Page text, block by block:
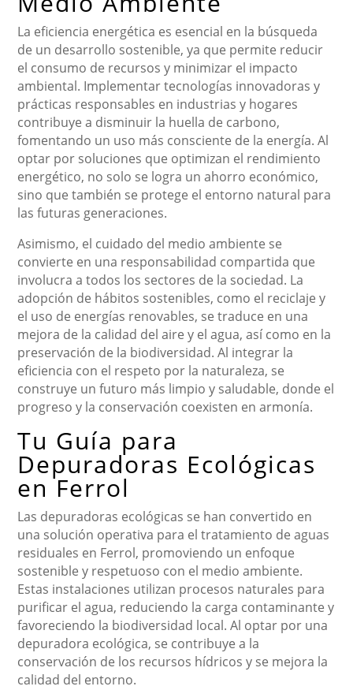
La eficiencia energética es esencial en la búsqueda
de un desarrollo sostenible, ya que permite reducir
el consumo de recursos y minimizar el impacto
ambiental. Implementar tecnologías innovadoras y
prácticas responsables en industrias y hogares
contribuye a disminuir la huella de carbono,
fomentando un uso más consciente de la energía. Al
optar por soluciones que optimizan el rendimiento
energético, no solo se logra un ahorro económico,
sino que también se protege el entorno natural para
las futuras generaciones.
Asimismo, el cuidado del medio ambiente se
convierte en una responsabilidad compartida que
involucra a todos los sectores de la sociedad. La
adopción de hábitos sostenibles, como el reciclaje y
el uso de energías renovables, se traduce en una
mejora de la calidad del aire y el agua, así como en la
preservación de la biodiversidad. Al integrar la
eficiencia con el respeto por la naturaleza, se
construye un futuro más limpio y saludable, donde el
progreso y la conservación coexisten en armonía.
Tu Guía para
Depuradoras Ecológicas
en Ferrol
Las depuradoras ecológicas se han convertido en
una solución operativa para el tratamiento de aguas
residuales en Ferrol, promoviendo un enfoque
sostenible y respetuoso con el medio ambiente.
Estas instalaciones utilizan procesos naturales para
purificar el agua, reduciendo la carga contaminante y
favoreciendo la biodiversidad local. Al optar por una
depuradora ecológica, se contribuye a la
conservación de los recursos hídricos y se mejora la
calidad del entorno.